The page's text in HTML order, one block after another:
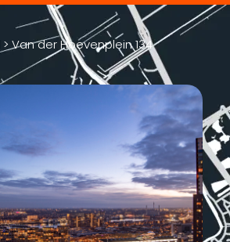
>Van der Hoevenplein 134